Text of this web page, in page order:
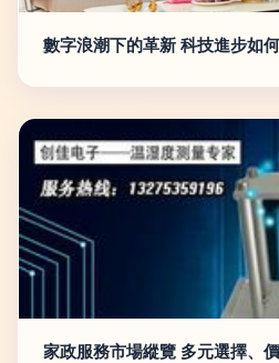
數字浪潮下的革新 科技進步如
家政服務市場縱覽 多元選擇、